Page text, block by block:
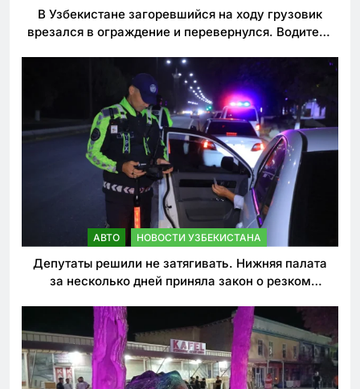
В Узбекистане загоревшийся на ходу грузовик
врезался в ограждение и перевернулся. Водитель
АВТО НОВОСТИ УЗБЕКИСТАНА
Депутаты решили не затягивать. Нижняя палата
за несколько дней приняла закон о резком